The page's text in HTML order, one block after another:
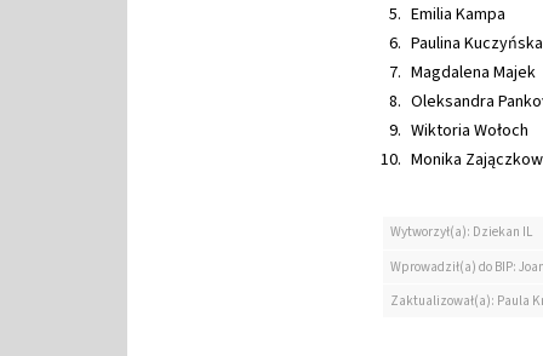
Emilia Kampa
Paulina Kuczyńska
Magdalena Majek
Oleksandra
Wiktoria Wołoch
Monika
Wytworzył(a): Dziekan IL
Wprowadził(a) do BIP:
Zaktualizował(a): Paula